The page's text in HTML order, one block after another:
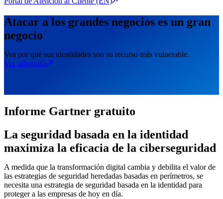
Atacar a los grandes negocios es un gran
negocio
Vea por qué sus identidades son su recurso más vulnerable.
Ver infografía
Informe Gartner gratuito
La seguridad basada en la identidad
maximiza la eficacia de la ciberseguridad
A medida que la transformación digital cambia y debilita el valor de
las estrategias de seguridad heredadas basadas en perímetros, se
necesita una estrategia de seguridad basada en la identidad para
proteger a las empresas de hoy en día.